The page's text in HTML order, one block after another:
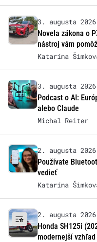
3. augusta 2026
Novela zákona o
nástroj vám
Katarína
3. augusta 2026
Podcast o AI:
alebo Claude
Michal Reiter
2. augusta 2026
Používate
vedieť
Katarína
2. augusta 2026
Honda SH125i
modernejší